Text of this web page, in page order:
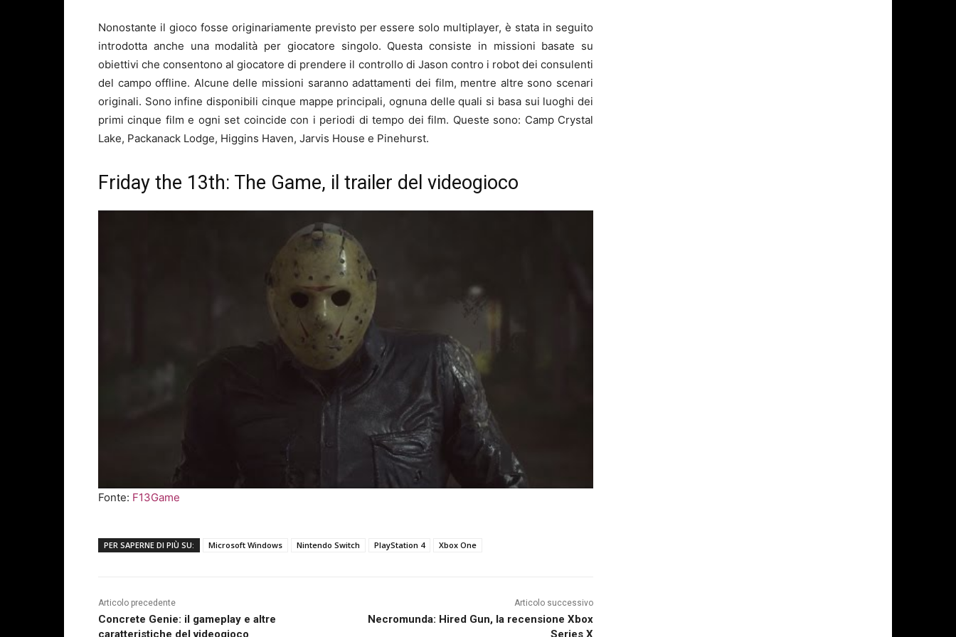
Nonostante il gioco fosse originariamente previsto per essere solo multiplayer, è stata in seguito
introdotta anche una modalità per giocatore singolo. Questa consiste in missioni basate su
obiettivi che consentono al giocatore di prendere il controllo di Jason contro i robot dei consulenti
del campo offline. Alcune delle missioni saranno adattamenti dei film, mentre altre sono scenari
originali. Sono infine disponibili cinque mappe principali, ognuna delle quali si basa sui luoghi dei
primi cinque film e ogni set coincide con i periodi di tempo dei film. Queste sono: Camp Crystal
Lake, Packanack Lodge, Higgins Haven, Jarvis House e Pinehurst.
Friday the 13th: The Game, il trailer del videogioco
Fonte: F13Game
PER SAPERNE DI PIÙ SU: Microsoft Windows Nintendo Switch PlayStation 4 Xbox One
Articolo precedente
Concrete Genie: il gameplay e altre
caratteristiche del videogioco
Articolo successivo
Necromunda: Hired Gun, la recensione Xbox
Series X